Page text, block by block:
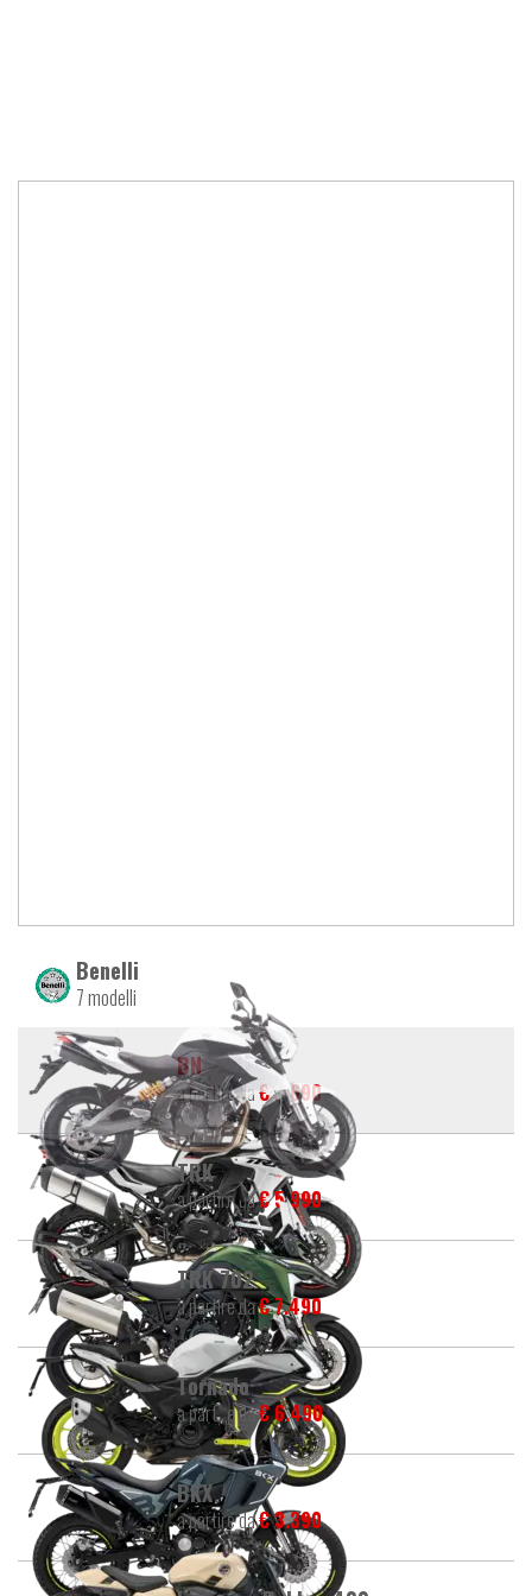
Benelli
7 modelli
BN
a partire da€ 2.690
TRK
a partire da€ 5.990
TRK 702
a partire da€ 7.490
Tornado
a partire da€ 6.490
BKX
a partire da€ 3.390